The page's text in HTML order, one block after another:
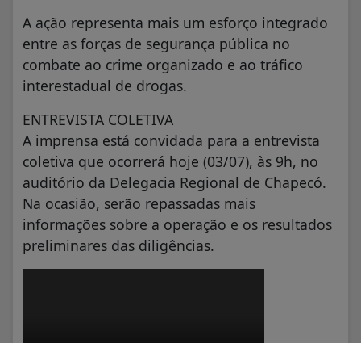
A ação representa mais um esforço integrado
entre as forças de segurança pública no
combate ao crime organizado e ao tráfico
interestadual de drogas.
ENTREVISTA COLETIVA
A imprensa está convidada para a entrevista
coletiva que ocorrerá hoje (03/07), às 9h, no
auditório da Delegacia Regional de Chapecó.
Na ocasião, serão repassadas mais
informações sobre a operação e os resultados
preliminares das diligências.